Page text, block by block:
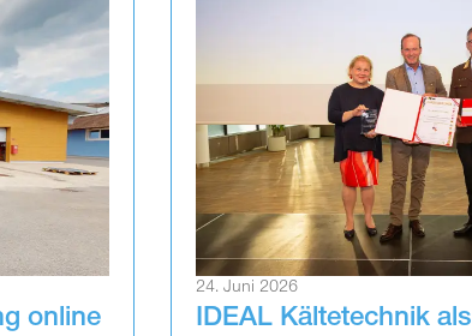
online
24. Juni 2026
IDEAL Kältetechnik als